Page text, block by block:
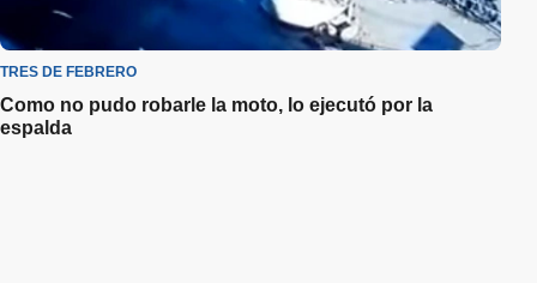
TRES DE FEBRERO
Como no pudo robarle la moto, lo ejecutó por la
espalda